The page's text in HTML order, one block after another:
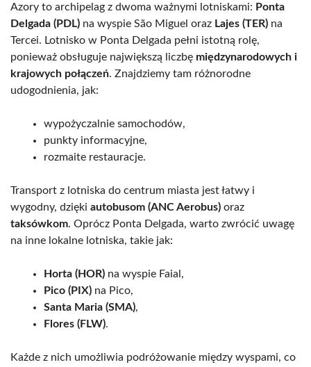
Azory to archipelag z dwoma ważnymi lotniskami: Ponta
Delgada (PDL) na wyspie São Miguel oraz Lajes (TER) na
Tercei. Lotnisko w Ponta Delgada pełni istotną rolę,
ponieważ obsługuje największą liczbę międzynarodowych i
krajowych połączeń. Znajdziemy tam różnorodne
udogodnienia, jak:
wypożyczalnie samochodów,
punkty informacyjne,
rozmaite restauracje.
Transport z lotniska do centrum miasta jest łatwy i
wygodny, dzięki autobusom (ANC Aerobus) oraz
taksówkom. Oprócz Ponta Delgada, warto zwrócić uwagę
na inne lokalne lotniska, takie jak:
Horta (HOR) na wyspie Faial,
Pico (PIX) na Pico,
Santa Maria (SMA),
Flores (FLW).
Każde z nich umożliwia podróżowanie między wyspami, co